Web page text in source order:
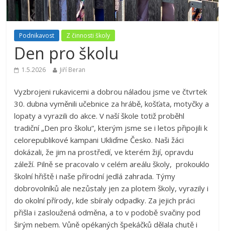
Podnikavost Z činnosti školy
Den pro školu
1.5.2026 Jiří Beran
Vyzbrojeni rukavicemi a dobrou náladou jsme ve čtvrtek
30. dubna vyměnili učebnice za hrábě, košťata, motyčky a
lopaty a vyrazili do akce. V naší škole totiž proběhl
tradiční „Den pro školu“, kterým jsme se i letos připojili k
celorepublikové kampani Ukliďme Česko. Naši žáci
dokázali, že jim na prostředí, ve kterém žijí, opravdu
záleží. Pilně se pracovalo v celém areálu školy, prokouklo
školní hřiště i naše přírodní jedlá zahrada. Týmy
dobrovolníků ale nezůstaly jen za plotem školy, vyrazily i
do okolní přírody, kde sbíraly odpadky. Za jejich práci
přišla i zasloužená odměna, a to v podobě svačiny pod
širým nebem. Vůně opékaných špekáčků dělala chutě i